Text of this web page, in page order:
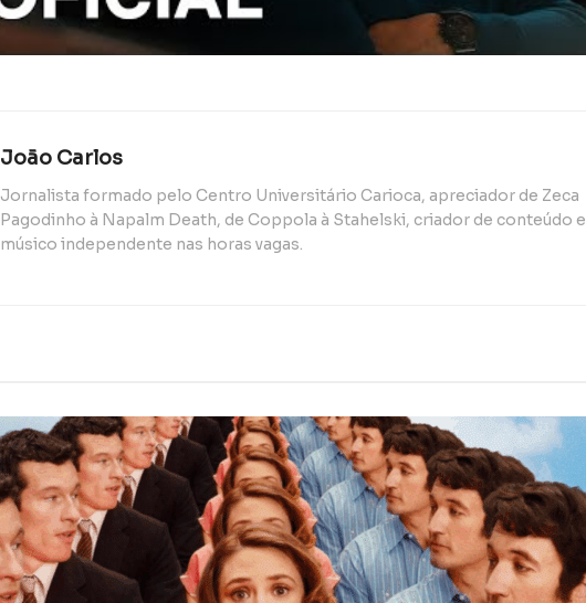
João Carlos
Jornalista formado pelo Centro Universitário Carioca, apreciador de Zeca
Pagodinho à Napalm Death, de Coppola à Stahelski, criador de conteúdo e
músico independente nas horas vagas.